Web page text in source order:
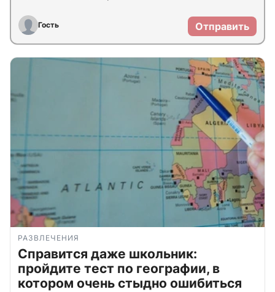
Гость Отправить
РАЗВЛЕЧЕНИЯ
Справится даже школьник:
пройдите тест по географии, в
котором очень стыдно ошибиться